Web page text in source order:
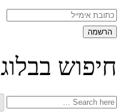
חיפוש בבלוג
Search